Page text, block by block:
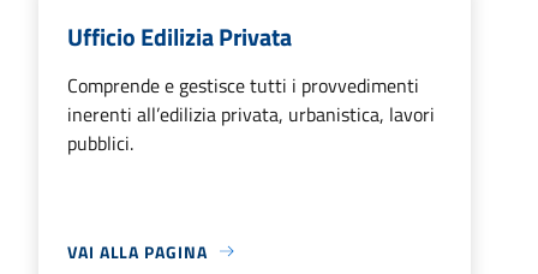
Ufficio Edilizia Privata
Comprende e gestisce tutti i provvedimenti
inerenti all’edilizia privata, urbanistica, lavori
pubblici.
VAI ALLA PAGINA